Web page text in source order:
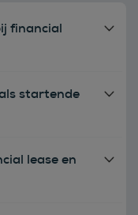
financial
startende
lease en